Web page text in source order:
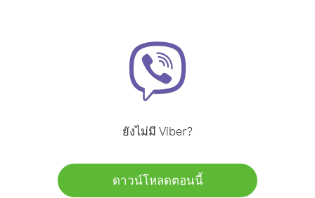
ยังไม่มี Viber?
ดาวน์โหลดตอนนี้